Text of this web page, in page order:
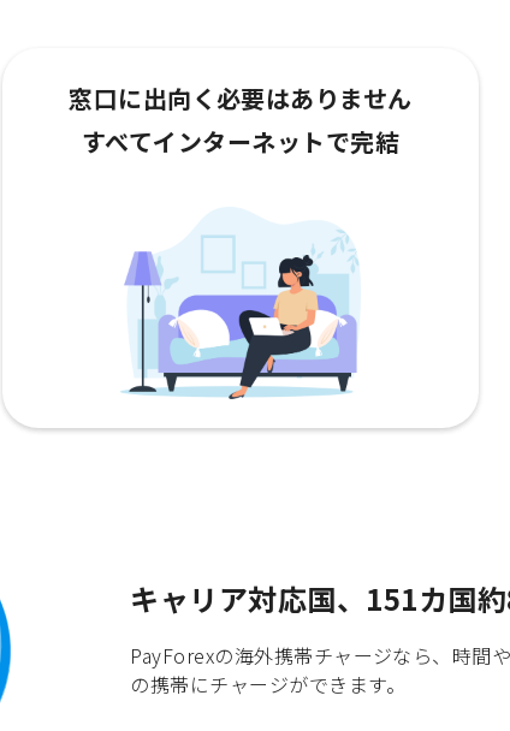
窓口に出向く必要はありません
すべてインターネットで完結
キャリア対応国、151カ国
PayForexの海外携帯チャージなら、時間
の携帯にチャージができます。